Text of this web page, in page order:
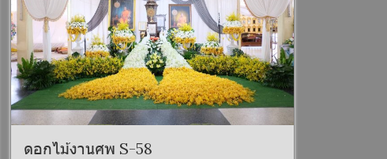
ดอกไม้งานศพ S-58